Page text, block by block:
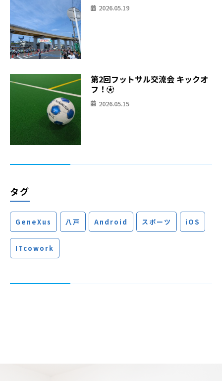
2026.05.19
第2回フットサル交流会 キックオ
フ！⚽
2026.05.15
タグ
GeneXus 八戸 Android スポーツ iOS
ITcowork